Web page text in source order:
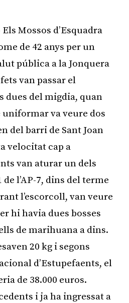
Mossos d’Esquadra
de 42 anys per un
pública a la Jonquera
van passar el
dues del migdia, quan
va veure dos
del barri de Sant Joan
velocitat cap a
van aturar un dels
de l’AP-7, dins del terme
l’escorcoll, van veure
hi havia dues bosses
de marihuana a dins.
20 kg i segons
d’Estupefaents, el
de 38.000 euros.
i ja ha ingressat a